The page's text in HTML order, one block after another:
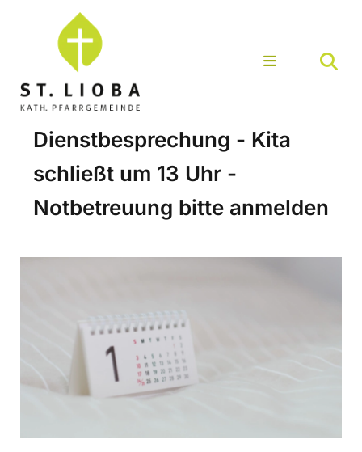
Dienstbesprechung - Kita
schließt um 13 Uhr -
Notbetreuung bitte anmelden